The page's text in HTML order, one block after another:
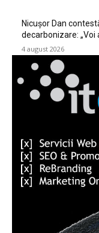
Nicușor Dan
decarbonizare: „Voi
4 august 2026